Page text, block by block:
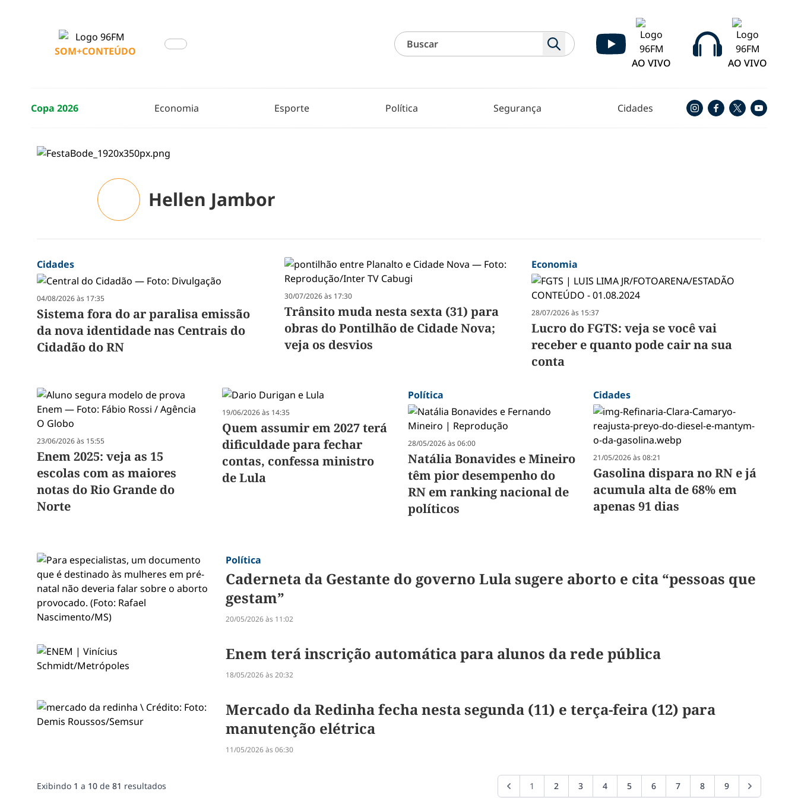
SOM+CONTEÚDO
AO VIVO
AO VIVO
Copa 2026 Economia Esporte Política Segurança Cidades
Hellen Jambor
Cidades
04/08/2026 às 17:35
Sistema fora do ar paralisa emissão
da nova identidade nas Centrais do
Cidadão do RN
30/07/2026 às 17:30
Trânsito muda nesta sexta (31) para
obras do Pontilhão de Cidade Nova;
veja os desvios
Economia
28/07/2026 às 15:37
Lucro do FGTS: veja se você vai
receber e quanto pode cair na sua
conta
23/06/2026 às 15:55
Enem 2025: veja as 15
escolas com as maiores
notas do Rio Grande do
Norte
19/06/2026 às 14:35
Quem assumir em 2027 terá
dificuldade para fechar
contas, confessa ministro
de Lula
Política
28/05/2026 às 06:00
Natália Bonavides e Mineiro
têm pior desempenho do
RN em ranking nacional de
políticos
Cidades
21/05/2026 às 08:21
Gasolina dispara no RN e já
acumula alta de 68% em
apenas 91 dias
Política
Caderneta da Gestante do governo Lula sugere aborto e cita “pessoas que
gestam”
20/05/2026 às 11:02
Enem terá inscrição automática para alunos da rede pública
18/05/2026 às 20:32
Mercado da Redinha fecha nesta segunda (11) e terça-feira (12) para
manutenção elétrica
11/05/2026 às 06:30
Exibindo 1 a 10 de 81 resultados 1 2 3 4 5 6 7 8 9